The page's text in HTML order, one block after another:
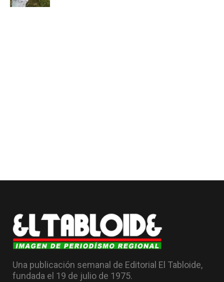
Una publicación semanal de Editorial El Tabloide,
fundada el 19 de julio de 1975.